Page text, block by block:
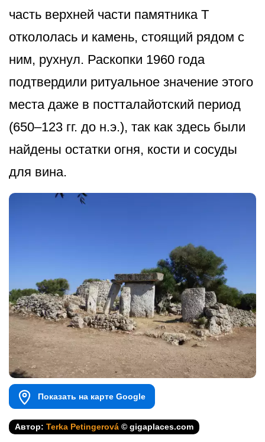
часть верхней части памятника Т
откололась и камень, стоящий рядом с
ним, рухнул. Раскопки 1960 года
подтвердили ритуальное значение этого
места даже в постталайотский период
(650–123 гг. до н.э.), так как здесь были
найдены остатки огня, кости и сосуды
для вина.
Показать на карте Google
Автор: Terka Petingerová © gigaplaces.com